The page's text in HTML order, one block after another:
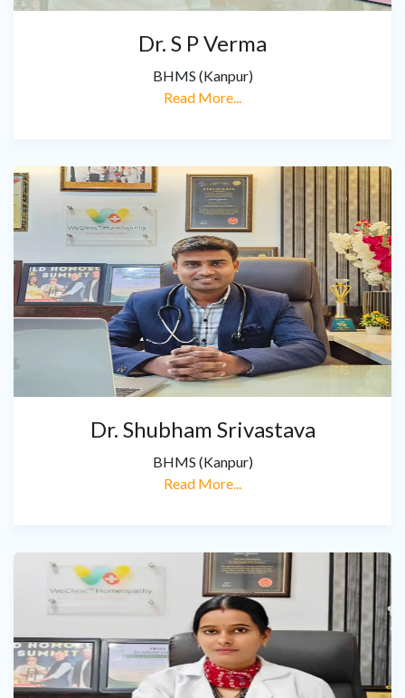
Dr. S P Verma
BHMS (Kanpur)
Read More...
Dr. Shubham Srivastava
BHMS (Kanpur)
Read More...